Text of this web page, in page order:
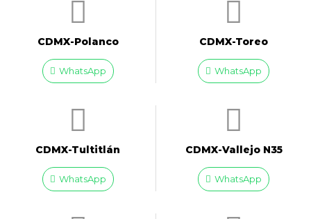
CDMX-Polanco
WhatsApp
CDMX-Toreo
WhatsApp
CDMX-Tultitlán
WhatsApp
CDMX-Vallejo N35
WhatsApp